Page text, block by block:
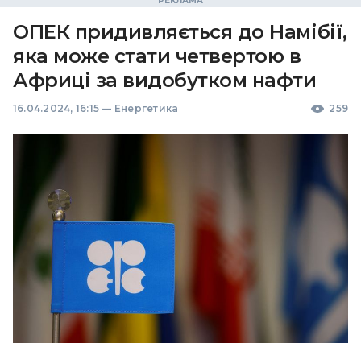
ОПЕК придивляється до Намібії,
яка може стати четвертою в
Африці за видобутком нафти
16.04.2024, 16:15 — Енергетика 259